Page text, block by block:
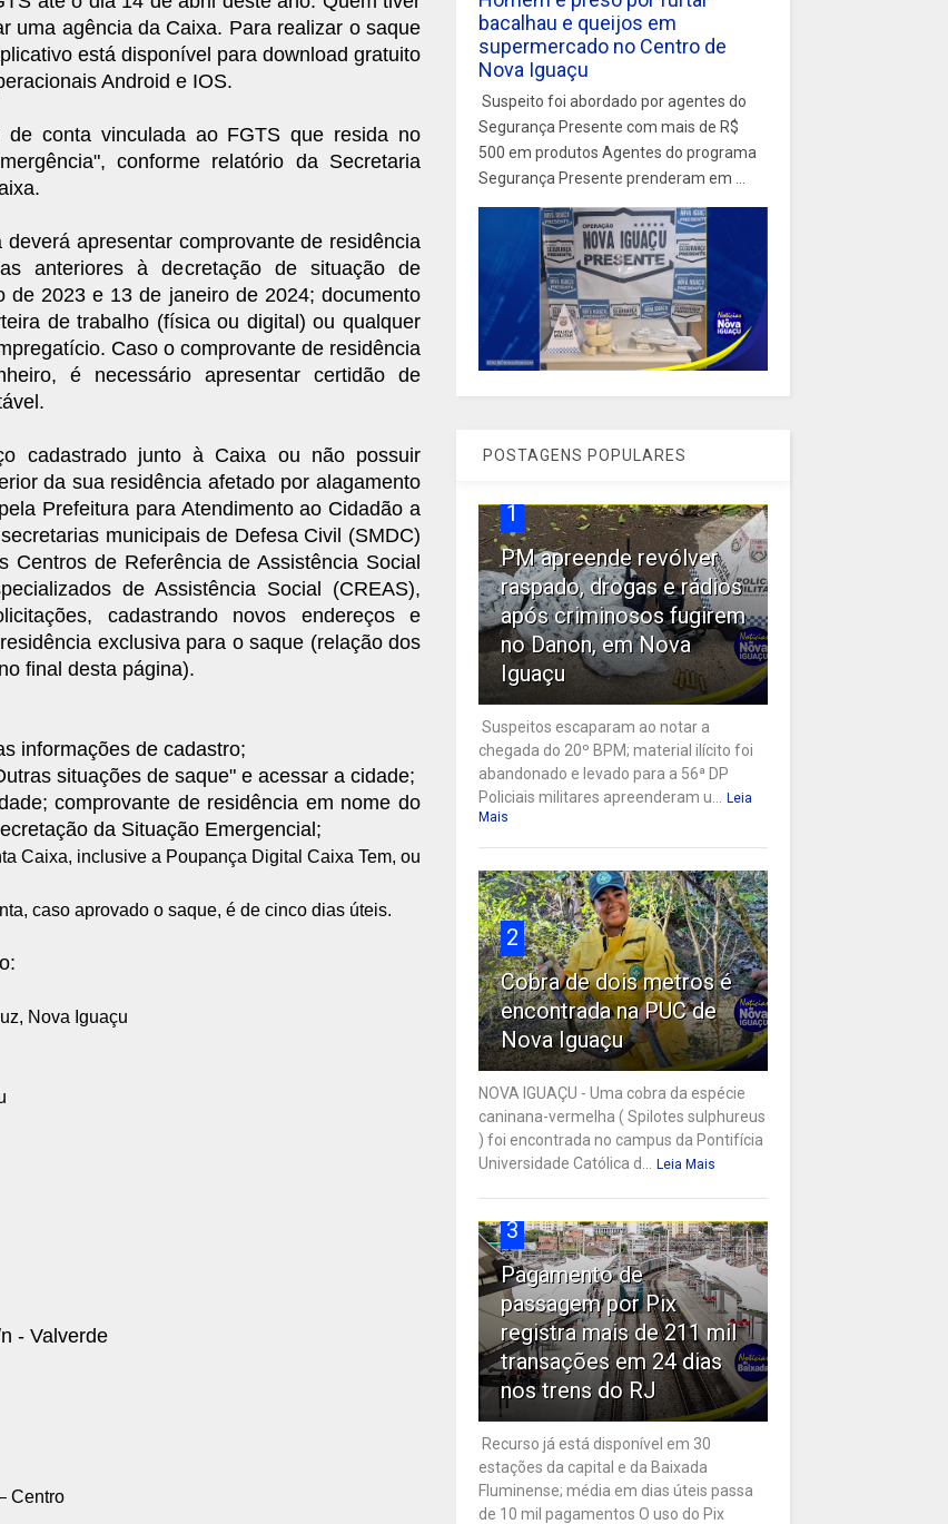
uma agência da Caixa. Para realizar o saque
está disponível para download gratuito
Android e IOS.
conta vinculada ao FGTS que resida no
conforme relatório da Secretaria
apresentar comprovante de residência
anteriores à decretação de situação de
2023 e 13 de janeiro de 2024; documento
de trabalho (física ou digital) ou qualquer
Caso o comprovante de residência
é necessário apresentar certidão de
cadastrado junto à Caixa ou não possuir
da sua residência afetado por alagamento
Prefeitura para Atendimento ao Cidadão a
municipais de Defesa Civil (SMDC)
de Referência de Assistência Social
de Assistência Social (CREAS),
cadastrando novos endereços e
exclusiva para o saque (relação dos
final desta página).
informações de cadastro;
situações de saque" e acessar a cidade;
comprovante de residência em nome do
da Situação Emergencial;
Caixa, inclusive a Poupança Digital Caixa Tem, ou
caso aprovado o saque, é de cinco dias úteis.
Nova Iguaçu
- Valverde
Centro
bacalhau e queijos em
supermercado no Centro de
Nova Iguaçu
Suspeito foi abordado por agentes do
Segurança Presente com mais de R$
500 em produtos Agentes do programa
Segurança Presente prenderam em ...
POSTAGENS POPULARES
1
PM apreende revólver
raspado, drogas e rádios
após criminosos fugirem
no Danon, em Nova
Iguaçu
Suspeitos escaparam ao notar a
chegada do 20º BPM; material ilícito foi
abandonado e levado para a 56ª DP
Policiais militares apreenderam u...
Leia
Mais
2
Cobra de dois metros é
encontrada na PUC de
Nova Iguaçu
NOVA IGUAÇU - Uma cobra da espécie
caninana-vermelha ( Spilotes sulphureus
) foi encontrada no campus da Pontifícia
Universidade Católica d...
Leia Mais
3
Pagamento de
passagem por Pix
registra mais de 211 mil
transações em 24 dias
nos trens do RJ
Recurso já está disponível em 30
estações da capital e da Baixada
Fluminense; média em dias úteis passa
de 10 mil pagamentos O uso do Pix